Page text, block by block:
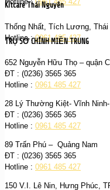
Kitcare Thái Nguyên
Thống Nhất, Tích Lương, Thái
Hotline :0961 485 427
TRỤ SỞ CHÍNH MIỀN TRUNG
652 Nguyễn Hữu Thọ – quận
ĐT : (0236) 3565 365‬
Hotline : 0961 485 427
28 Lý Thường Kiệt- Vĩnh Ninh-
ĐT : (0236) 3565 365‬
Hotline : 0961 485 427
89 Trấn Phú – Quảng Nam
ĐT : (0236) 3565 365‬
Hotline : 0961 485 427
150 V.I. Lê Nin, Hưng Phúc,